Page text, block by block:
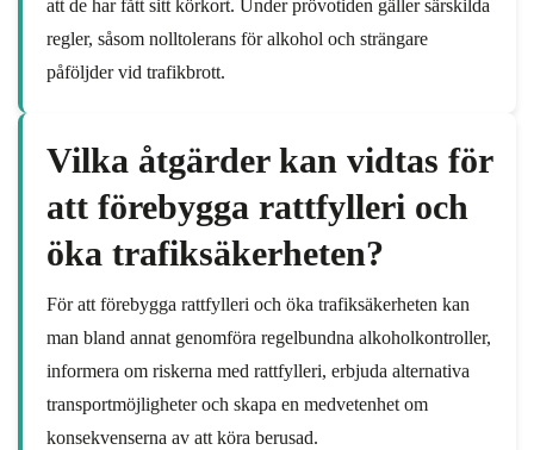
att de har fått sitt körkort. Under prövotiden gäller särskilda
regler, såsom nolltolerans för alkohol och strängare
påföljder vid trafikbrott.
Vilka åtgärder kan vidtas för
att förebygga rattfylleri och
öka trafiksäkerheten?
För att förebygga rattfylleri och öka trafiksäkerheten kan
man bland annat genomföra regelbundna alkoholkontroller,
informera om riskerna med rattfylleri, erbjuda alternativa
transportmöjligheter och skapa en medvetenhet om
konsekvenserna av att köra berusad.